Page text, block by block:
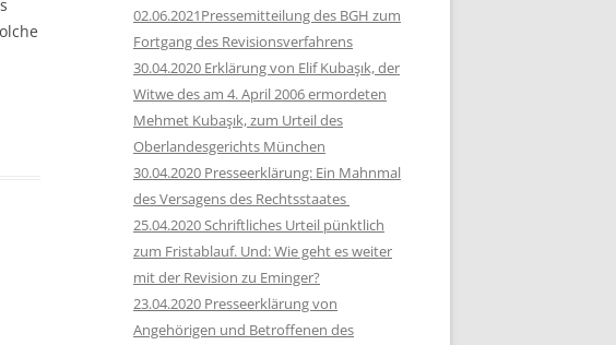
02.06.2021Pressemitteilung des BGH zum
Fortgang des Revisionsverfahrens
30.04.2020 Erklärung von Elif Kubaşık, der
Witwe des am 4. April 2006 ermordeten
Mehmet Kubaşık, zum Urteil des
Oberlandesgerichts München
30.04.2020 Presseerklärung: Ein Mahnmal
des Versagens des Rechtsstaates
25.04.2020 Schriftliches Urteil pünktlich
zum Fristablauf. Und: Wie geht es weiter
mit der Revision zu Eminger?
23.04.2020 Presseerklärung von
Angehörigen und Betroffenen des